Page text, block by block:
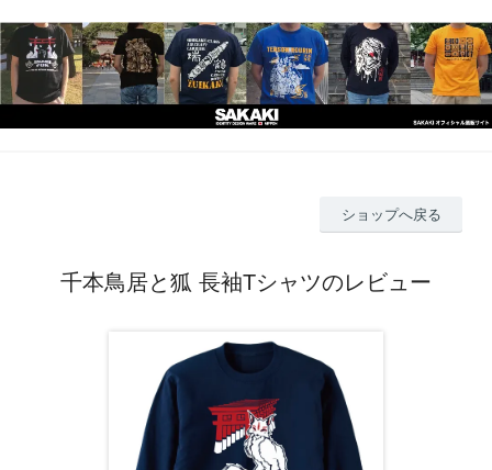
ショップへ戻る
千本鳥居と狐 長袖Tシャツのレビュー